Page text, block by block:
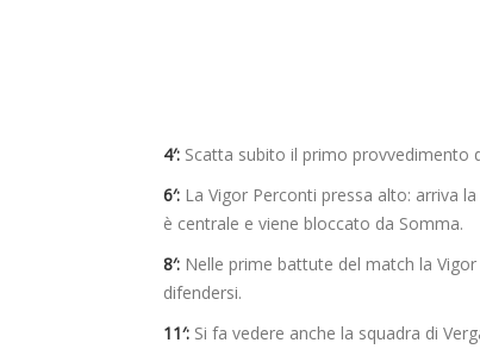
4′: Scatta subito il primo provvedimento
6′: La Vigor Perconti pressa alto: arriva
è centrale e viene bloccato da Somma.
8′: Nelle prime battute del match la
difendersi.
11′: Si fa vedere anche la squadra di